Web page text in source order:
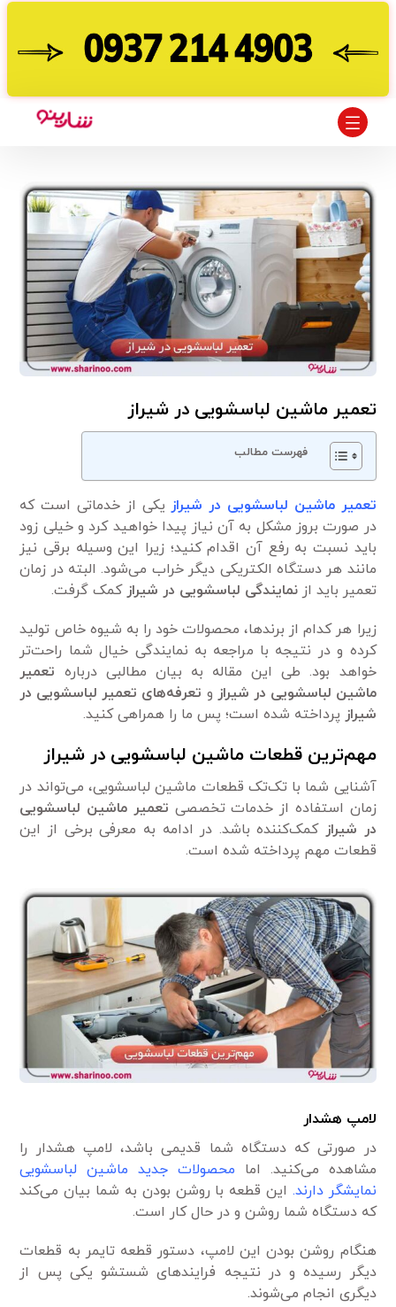
تعمیر ماشین لباسشویی در شیراز
فهرست مطالب
تعمیر ماشین لباسشویی در شیراز یکی از خدماتی است که
در صورت بروز مشکل به آن نیاز پیدا خواهید کرد و خیلی زود
باید نسبت به رفع آن اقدام کنید؛ زیرا این وسیله برقی نیز
مانند هر دستگاه الکتریکی دیگر خراب می‌شود. البته در زمان
تعمیر باید ازنمایندگی لباسشویی در شیراز کمک گرفت.
زیرا هر کدام از برند‌ها، محصولات خود را به شیوه خاص تولید
کرده و در نتیجه با مراجعه به نمایندگی خیال شما راحت‌تر
خواهد بود. طی این مقاله به بیان مطالبی درباره تعمیر
ماشین لباسشویی در شیراز و تعرفه‌های تعمیر لباسشویی در
شیراز پرداخته شده است؛ پس ما را همراهی کنید.
مهم‌ترین قطعات ماشین لباسشویی در شیراز
آشنایی شما با تک‌تک قطعات ماشین لباسشویی، می‌تواند در
زمان استفاده از خدمات تخصصی تعمیر ماشین لباسشویی
در شیراز کمک‌کننده باشد. در ادامه به معرفی برخی از این
قطعات مهم پرداخته شده است.
لامپ هشدار
در صورتی که دستگاه شما قدیمی باشد، لامپ هشدار را
مشاهده می‌کنید. اما محصولات جدید ماشین لباسشویی
نمایشگر دارند. این قطعه با روشن بودن به شما بیان می‌کند
که دستگاه شما روشن و در حال کار است.
هنگام روشن بودن این لامپ، دستور قطعه تایمر به قطعات
دیگر رسیده و در نتیجه فرایند‌های شستشو یکی پس از
دیگری انجام می‌شوند.